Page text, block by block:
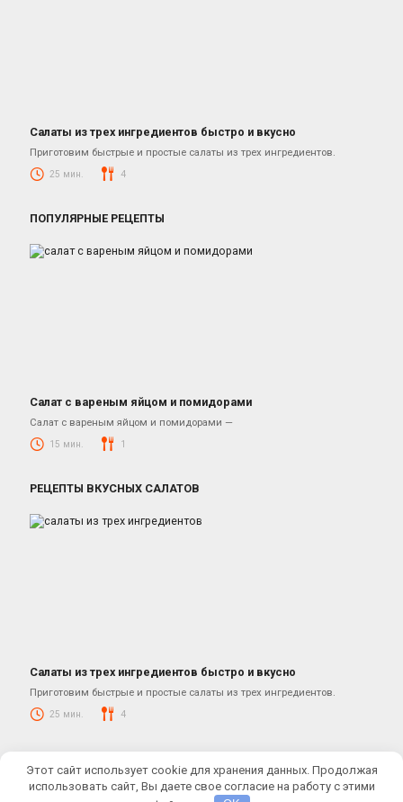
Салаты
Салаты из трех ингредиентов быстро и вкусно
Приготовим быстрые и простые салаты из трех ингредиентов.
25 мин. 4
ПОПУЛЯРНЫЕ РЕЦЕПТЫ
Простые салаты
Салат с вареным яйцом и помидорами
Салат с вареным яйцом и помидорами —
15 мин. 1
РЕЦЕПТЫ ВКУСНЫХ САЛАТОВ
Салаты
Салаты из трех ингредиентов быстро и вкусно
Приготовим быстрые и простые салаты из трех ингредиентов.
25 мин. 4
Купить кулинарную тему:Cook It
Этот сайт использует cookie для хранения данных. Продолжая
использовать сайт, Вы даете свое согласие на работу с этими